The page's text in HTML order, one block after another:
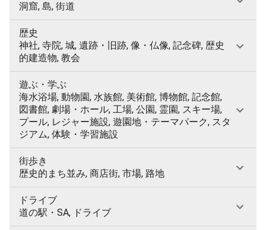
洞窟, 島, 街道
歴史
神社, 寺院, 城, 遺跡・旧跡, 像・仏像, 記念碑, 歴史
的建造物, 教会
遊ぶ・学ぶ
海水浴場, 動物園, 水族館, 美術館, 博物館, 記念館,
図書館, 劇場・ホール, 工場, 公園, 霊園, スキー場,
プール, レジャー施設, 遊園地・テーマパーク, スタ
ジアム, 体験・学習施設
街歩き
歴史的まち並み, 商店街, 市場, 路地
ドライブ
道の駅・SA, ドライブ